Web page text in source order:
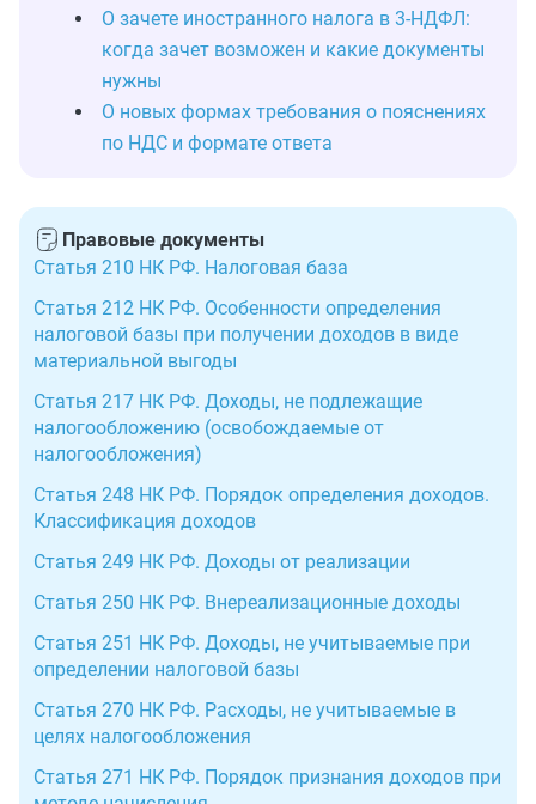
О зачете иностранного налога в 3-НДФЛ:
когда зачет возможен и какие документы
нужны
О новых формах требования о пояснениях
по НДС и формате ответа
Правовые документы
Статья 210 НК РФ. Налоговая база
Статья 212 НК РФ. Особенности определения
налоговой базы при получении доходов в виде
материальной выгоды
Статья 217 НК РФ. Доходы, не подлежащие
налогообложению (освобождаемые от
налогообложения)
Статья 248 НК РФ. Порядок определения доходов.
Классификация доходов
Статья 249 НК РФ. Доходы от реализации
Статья 250 НК РФ. Внереализационные доходы
Статья 251 НК РФ. Доходы, не учитываемые при
определении налоговой базы
Статья 270 НК РФ. Расходы, не учитываемые в
целях налогообложения
Статья 271 НК РФ. Порядок признания доходов при